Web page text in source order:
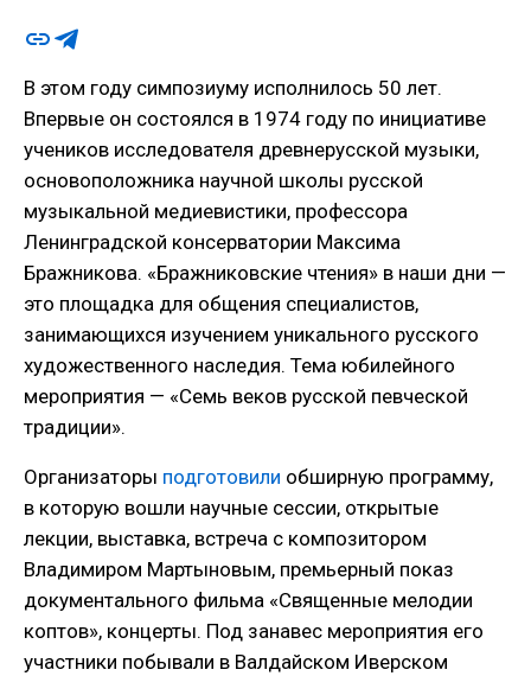
В этом году симпозиуму исполнилось 50 лет.
Впервые он состоялся в 1974 году по инициативе
учеников исследователя древнерусской музыки,
основоположника научной школы русской
музыкальной медиевистики, профессора
Ленинградской консерватории Максима
Бражникова. «Бражниковские чтения» в наши дни —
это площадка для общения специалистов,
занимающихся изучением уникального русского
художественного наследия. Тема юбилейного
мероприятия — «Семь веков русской певческой
традиции».
Организаторы подготовили обширную программу,
в которую вошли научные сессии, открытые
лекции, выставка, встреча с композитором
Владимиром Мартыновым, премьерный показ
документального фильма «Священные мелодии
коптов», концерты. Под занавес мероприятия его
участники побывали в Валдайском Иверском